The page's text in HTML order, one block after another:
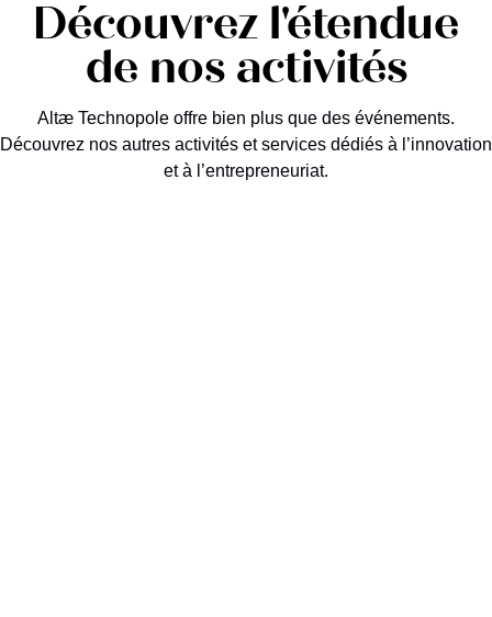
Découvrez l'étendue
de nos activités
Altæ Technopole offre bien plus que des événements.
Découvrez nos autres activités et services dédiés à l’innovation
et à l’entrepreneuriat.